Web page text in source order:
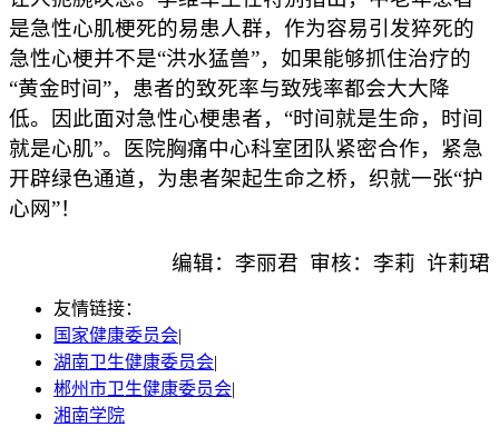
是急性心肌梗死的易患人群，作为容易引发猝死的
急性心梗并不是“洪水猛兽”，如果能够抓住治疗的
“黄金时间”，患者的致死率与致残率都会大大降
低。因此面对急性心梗患者，“时间就是生命，时间
就是心肌”。医院胸痛中心科室团队紧密合作，紧急
开辟绿色通道，为患者架起生命之桥，织就一张“护
心网”！
编辑：李丽君 审核：李莉 许莉珺
友情链接：
国家健康委员会|
湖南卫生健康委员会|
郴州市卫生健康委员会|
湘南学院